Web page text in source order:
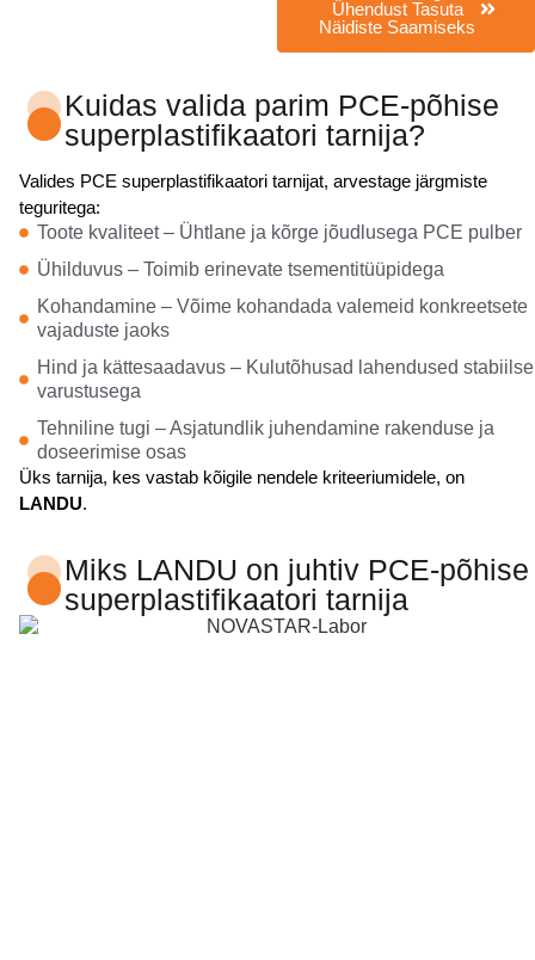
Ühendust Tasuta
Näidiste Saamiseks
Kuidas valida parim PCE-põhise
superplastifikaatori tarnija?
Valides PCE superplastifikaatori tarnijat, arvestage järgmiste
teguritega:
Toote kvaliteet – Ühtlane ja kõrge jõudlusega PCE pulber
Ühilduvus – Toimib erinevate tsementitüüpidega
Kohandamine – Võime kohandada valemeid konkreetsete
vajaduste jaoks
Hind ja kättesaadavus – Kulutõhusad lahendused stabiilse
varustusega
Tehniline tugi – Asjatundlik juhendamine rakenduse ja
doseerimise osas
Üks tarnija, kes vastab kõigile nendele kriteeriumidele, on
LANDU.
Miks LANDU on juhtiv PCE-põhise
superplastifikaatori tarnija